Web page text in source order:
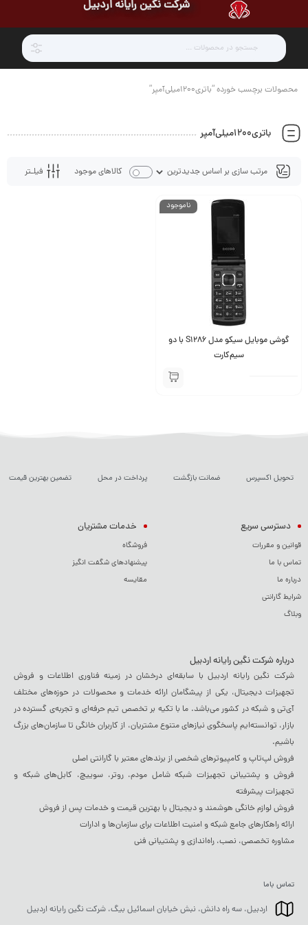
شرکت نگین رایانه اردبیل
محصولات برچسب خورده “باتری۱۲۰۰میلی‌آمپر”
باتری۱۲۰۰میلی‌آمپر
فیلـتر کالاهای موجود
ناموجود
گوشی موبایل سیکو مدل S1286 با دو
سیم‌کارت
تحویل اکسپرس ضمانت بازگشت پرداخت در محل تضمین بهترین قیمت
دسترسی سریع
قوانین و مقررات
تماس با ما
درباره ما
شرایط گارانتی
وبلاگ
خدمات مشتریان
فروشگاه
پیشنهادهای شگفت انگیز
مقایسه
درباره شرکت نگین رایانه اردبیل
شرکت نگین رایانه اردبیل با سابقه‌ای درخشان در زمینه فناوری اطلاعات و فروش
تجهیزات دیجیتال، یکی از پیشگامان ارائه خدمات و محصولات در حوزه‌های مختلف
آی‌تی و شبکه در کشور می‌باشد. ما با تکیه بر تخصص تیم حرفه‌ای و تجربه‌ی گسترده در
بازار، توانسته‌ایم پاسخگوی نیازهای متنوع مشتریان، از کاربران خانگی تا سازمان‌های بزرگ
باشیم.
فروش لپ‌تاپ و کامپیوترهای شخصی از برندهای معتبر با گارانتی اصلی
فروش و پشتیبانی تجهیزات شبکه شامل مودم، روتر، سوییچ، کابل‌های شبکه و
تجهیزات پیشرفته
فروش لوازم خانگی هوشمند و دیجیتال با بهترین قیمت و خدمات پس از فروش
ارائه راهکارهای جامع شبکه و امنیت اطلاعات برای سازمان‌ها و ادارات
مشاوره تخصصی، نصب، راه‌اندازی و پشتیبانی فنی
تماس باما
اردبیل، سه راه دانش، نبش خیابان اسمائیل بیگ، شرکت نگین رایانه اردبیل